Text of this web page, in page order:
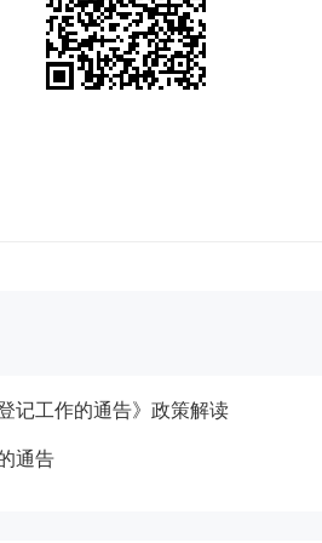
记工作的通告》政策解读
通告